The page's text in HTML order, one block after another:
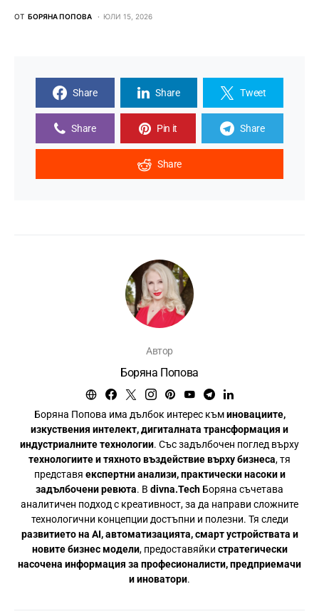
ОТ БОРЯНА ПОПОВА ЮЛИ 15, 2026
Share Share Tweet
Share Pin it Share
Share
Автор
Боряна Попова
Боряна Попова има дълбок интерес къминовациите,
изкуствения интелект, дигиталната трансформация и
индустриалните технологии. Със задълбочен поглед върху
технологиите и тяхното въздействие върху бизнеса, тя
представя експертни анализи, практически насоки и
задълбочени ревюта. В divna.Tech Боряна съчетава
аналитичен подход с креативност, за да направи сложните
технологични концепции достъпни и полезни. Тя следи
развитието на AI, автоматизацията, смарт устройствата и
новите бизнес модели, предоставяйки стратегически
насочена информация за професионалисти, предприемачи
и иноватори.